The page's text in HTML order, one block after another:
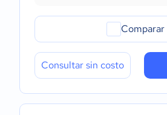
Comparar
Consultar sin costo